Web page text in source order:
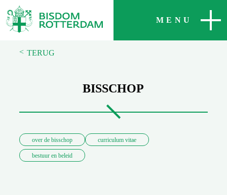
MENU
SLUITEN
< TERUG
BISSCHOP
over de bisschop curriculum vitae
bestuur en beleid